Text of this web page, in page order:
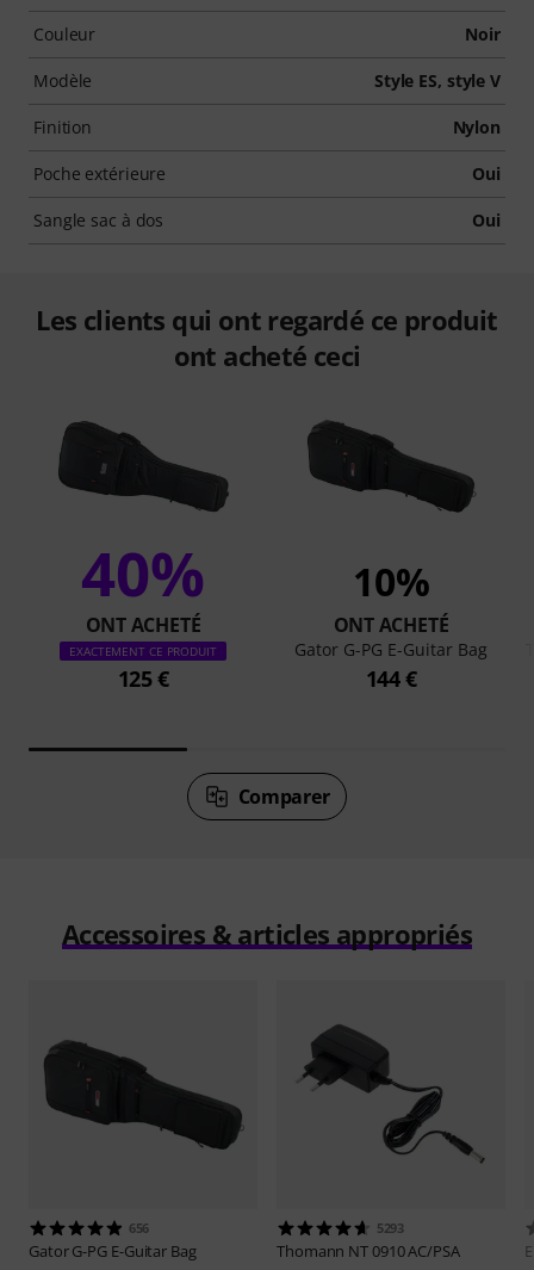
Couleur Noir
Modèle Style ES, style V
Finition Nylon
Poche extérieure Oui
Sangle sac à dos Oui
Les clients qui ont regardé ce produit
ont acheté ceci
40%
ONT ACHETÉ
EXACTEMENT CE PRODUIT
125 €
10%
ONT ACHETÉ
Gator G-PG E-Guitar Bag
144 €
Comparer
Accessoires & articles appropriés
656
GatorG-PG E-Guitar Bag
5293
Thomann NT 0910 AC/PSA